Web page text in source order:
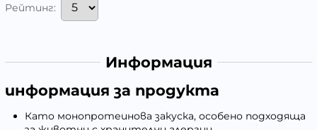
Рейтинг:
Информация
информация за продукта
Като монопротеинова закуска, особено подходяща